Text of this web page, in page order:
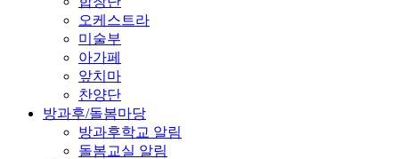
오케스트라
미술부
아가페
앞치마
찬양단
방과후/돌봄마당
방과후학교 알림
돌봄교실 알림